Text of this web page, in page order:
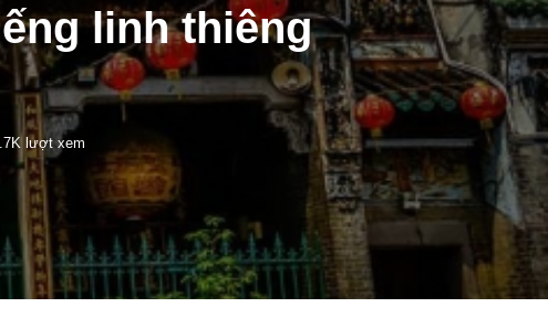
linh thiêng
lượt xem